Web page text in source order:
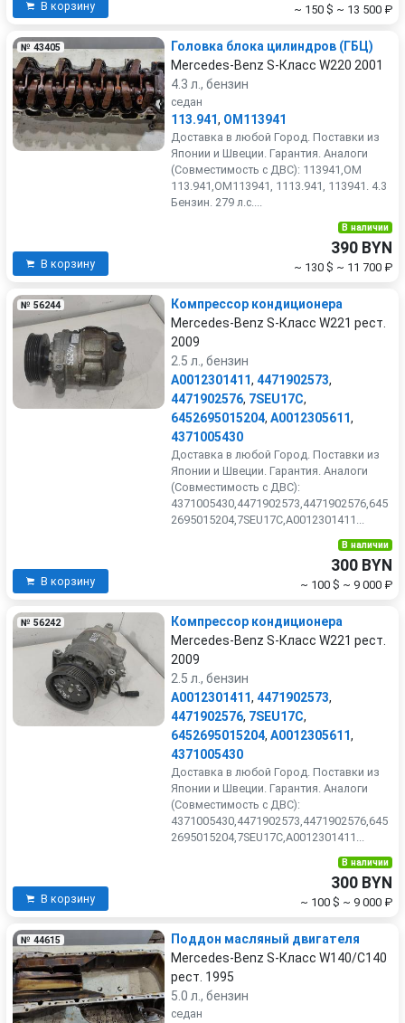
В корзину ~ 150 $ ~ 13 500 ₽
№ 43405
Головка блока цилиндров (ГБЦ)
Mercedes-Benz S-Класс W220 2001
4.3 л., бензин
седан
113.941, OM113941
Доставка в любой Город. Поставки из
Японии и Швеции. Гарантия. Аналоги
(Совместимость с ДВС): 113941,OM
113.941,OM113941, 1113.941, 113941. 4.3
Бензин. 279 л.с....
В корзину
В наличии
390 BYN
~ 130 $ ~ 11 700 ₽
№ 56244
Компрессор кондиционера
Mercedes-Benz S-Класс W221 рест.
2009
2.5 л., бензин
A0012301411, 4471902573,
4471902576, 7SEU17C,
6452695015204, A0012305611,
4371005430
Доставка в любой Город. Поставки из
Японии и Швеции. Гарантия. Аналоги
(Совместимость с ДВС):
4371005430,4471902573,4471902576,645
2695015204,7SEU17C,A0012301411...
В корзину
В наличии
300 BYN
~ 100 $ ~ 9 000 ₽
№ 56242
Компрессор кондиционера
Mercedes-Benz S-Класс W221 рест.
2009
2.5 л., бензин
A0012301411, 4471902573,
4471902576, 7SEU17C,
6452695015204, A0012305611,
4371005430
Доставка в любой Город. Поставки из
Японии и Швеции. Гарантия. Аналоги
(Совместимость с ДВС):
4371005430,4471902573,4471902576,645
2695015204,7SEU17C,A0012301411...
В корзину
В наличии
300 BYN
~ 100 $ ~ 9 000 ₽
№ 44615
Поддон масляный двигателя
Mercedes-Benz S-Класс W140/C140
рест. 1995
5.0 л., бензин
седан